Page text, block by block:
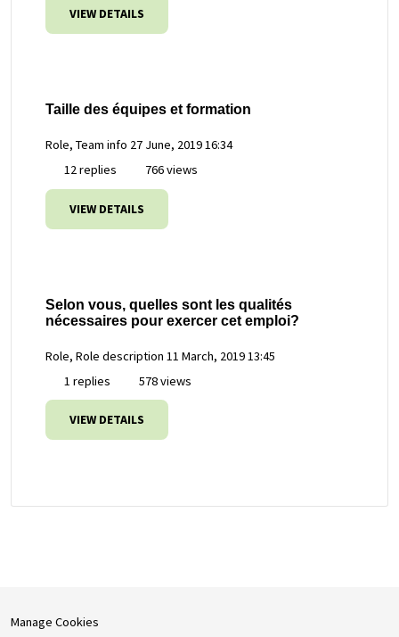
VIEW DETAILS
Taille des équipes et formation
Role, Team info 27 June, 2019 16:34
12 replies
766 views
VIEW DETAILS
Selon vous, quelles sont les qualités
nécessaires pour exercer cet emploi?
Role, Role description 11 March, 2019 13:45
1 replies
578 views
VIEW DETAILS
Manage Cookies